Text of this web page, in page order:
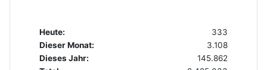
Heute:
333
Dieser Monat:
3.108
Dieses Jahr:
145.862